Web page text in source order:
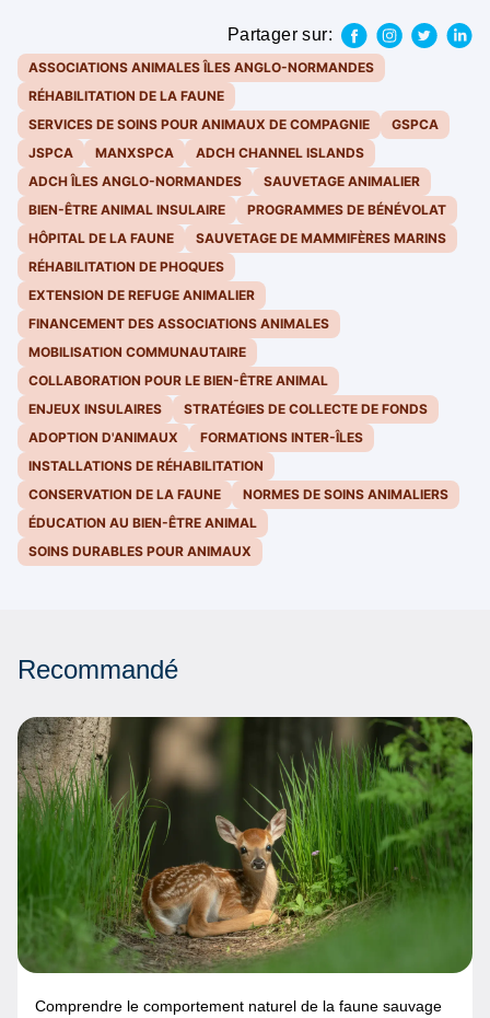
Partager sur:
ASSOCIATIONS ANIMALES ÎLES ANGLO-NORMANDES
RÉHABILITATION DE LA FAUNE
SERVICES DE SOINS POUR ANIMAUX DE COMPAGNIE
GSPCA
JSPCA
MANXSPCA
ADCH CHANNEL ISLANDS
ADCH ÎLES ANGLO-NORMANDES
SAUVETAGE ANIMALIER
BIEN-ÊTRE ANIMAL INSULAIRE
PROGRAMMES DE BÉNÉVOLAT
HÔPITAL DE LA FAUNE
SAUVETAGE DE MAMMIFÈRES MARINS
RÉHABILITATION DE PHOQUES
EXTENSION DE REFUGE ANIMALIER
FINANCEMENT DES ASSOCIATIONS ANIMALES
MOBILISATION COMMUNAUTAIRE
COLLABORATION POUR LE BIEN-ÊTRE ANIMAL
ENJEUX INSULAIRES
STRATÉGIES DE COLLECTE DE FONDS
ADOPTION D'ANIMAUX
FORMATIONS INTER-ÎLES
INSTALLATIONS DE RÉHABILITATION
CONSERVATION DE LA FAUNE
NORMES DE SOINS ANIMALIERS
ÉDUCATION AU BIEN-ÊTRE ANIMAL
SOINS DURABLES POUR ANIMAUX
Recommandé
Comprendre le comportement naturel de la faune sauvage